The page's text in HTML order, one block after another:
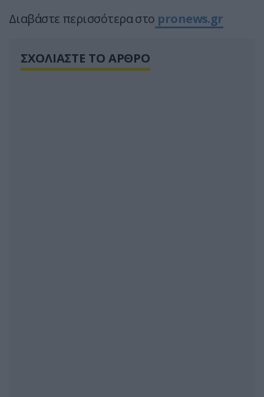
Διαβάστε περισσότερα στο pronews.gr
ΣΧΟΛΙΑΣΤΕ ΤΟ ΑΡΘΡΟ